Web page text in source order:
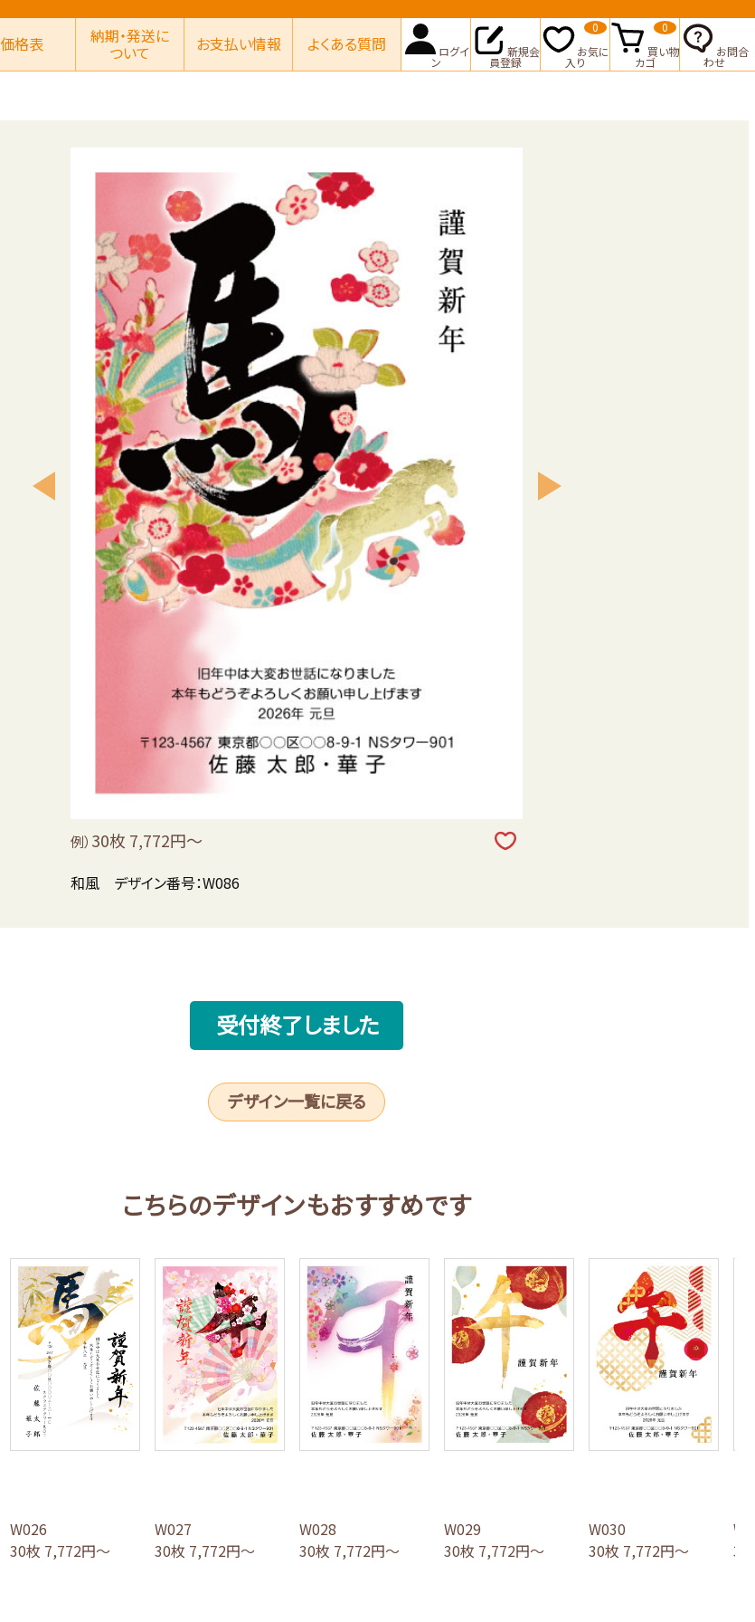
価格表 納期・発送に
ついて お支払い情報 よくある質問 ログイ
ン
新規会
員登録
お気に
入り
0
買い物
カゴ
0
お問合
わせ
例） 30枚 7,772円～
和風 デザイン番号：W086
受付終了しました
デザイン一覧に戻る
こちらのデザインもおすすめです
W026
30枚 7,772円～
W027
30枚 7,772円～
W028
30枚 7,772円～
W029
30枚 7,772円～
W030
30枚 7,772円～
30